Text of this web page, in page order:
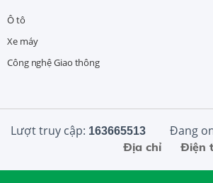
Ô tô
Xe máy
Công nghệ Giao thông
Lượt truy cập: 163665513 Đang
Điện
Địa chỉ